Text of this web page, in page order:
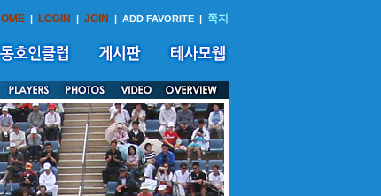
| LOGIN | JOIN | ADD FAVORITE | 쪽지